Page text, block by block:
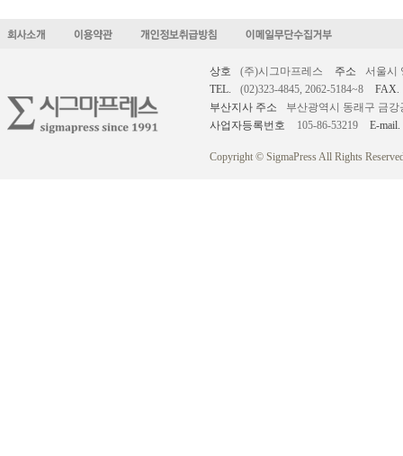
상호 (주)시그마프레스 주소
서울시
TEL.
(02)323-4845, 2062-5184~8
FAX.
부산지사 주소
부산광역시 동래구 금강
사업자등록번호
105-86-53219 E-mail.
Copyright © SigmaPress All Rights